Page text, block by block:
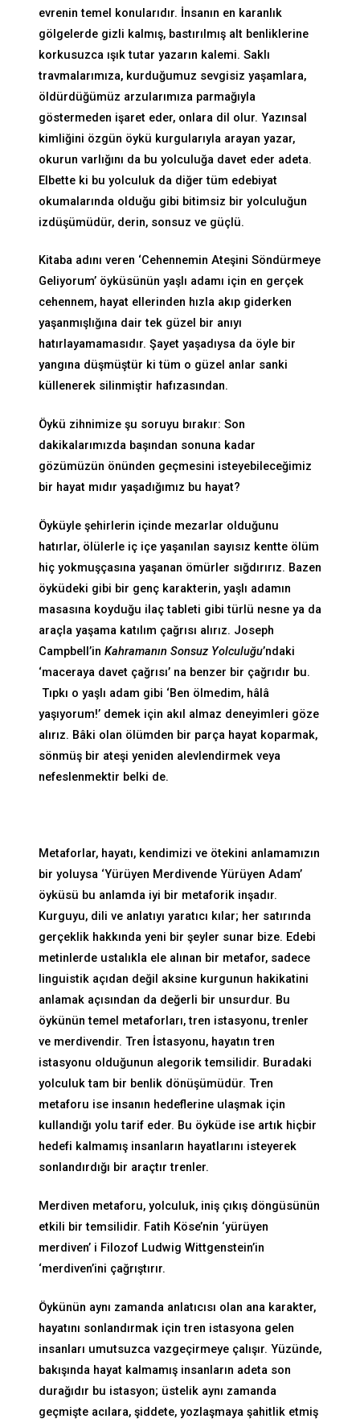
evrenin temel konularıdır. İnsanın en karanlık
gölgelerde gizli kalmış, bastırılmış alt benliklerine
korkusuzca ışık tutar yazarın kalemi. Saklı
travmalarımıza, kurduğumuz sevgisiz yaşamlara,
öldürdüğümüz arzularımıza parmağıyla
göstermeden işaret eder, onlara dil olur. Yazınsal
kimliğini özgün öykü kurgularıyla arayan yazar,
okurun varlığını da bu yolculuğa davet eder adeta.
Elbette ki bu yolculuk da diğer tüm edebiyat
okumalarında olduğu gibi bitimsiz bir yolculuğun
izdüşümüdür, derin, sonsuz ve güçlü.
Kitaba adını veren ‘Cehennemin Ateşini Söndürmeye
Geliyorum’ öyküsünün yaşlı adamı için en gerçek
cehennem, hayat ellerinden hızla akıp giderken
yaşanmışlığına dair tek güzel bir anıyı
hatırlayamamasıdır. Şayet yaşadıysa da öyle bir
yangına düşmüştür ki tüm o güzel anlar sanki
küllenerek silinmiştir hafızasından.
Öykü zihnimize şu soruyu bırakır: Son
dakikalarımızda başından sonuna kadar
gözümüzün önünden geçmesini isteyebileceğimiz
bir hayat mıdır yaşadığımız bu hayat?
Öyküyle şehirlerin içinde mezarlar olduğunu
hatırlar, ölülerle iç içe yaşanılan sayısız kentte ölüm
hiç yokmuşçasına yaşanan ömürler sığdırırız. Bazen
öyküdeki gibi bir genç karakterin, yaşlı adamın
masasına koyduğu ilaç tableti gibi türlü nesne ya da
araçla yaşama katılım çağrısı alırız. Joseph
Campbell’in Kahramanın Sonsuz Yolculuğu’ndaki
‘maceraya davet çağrısı’ na benzer bir çağrıdır bu.
Tıpkı o yaşlı adam gibi ‘Ben ölmedim, hâlâ
yaşıyorum!’ demek için akıl almaz deneyimleri göze
alırız. Bâki olan ölümden bir parça hayat koparmak,
sönmüş bir ateşi yeniden alevlendirmek veya
nefeslenmektir belki de.
Metaforlar, hayatı, kendimizi ve ötekini anlamamızın
bir yoluysa ‘Yürüyen Merdivende Yürüyen Adam’
öyküsü bu anlamda iyi bir metaforik inşadır.
Kurguyu, dili ve anlatıyı yaratıcı kılar; her satırında
gerçeklik hakkında yeni bir şeyler sunar bize. Edebi
metinlerde ustalıkla ele alınan bir metafor, sadece
linguistik açıdan değil aksine kurgunun hakikatini
anlamak açısından da değerli bir unsurdur. Bu
öykünün temel metaforları, tren istasyonu, trenler
ve merdivendir. Tren İstasyonu, hayatın tren
istasyonu olduğunun alegorik temsilidir. Buradaki
yolculuk tam bir benlik dönüşümüdür. Tren
metaforu ise insanın hedeflerine ulaşmak için
kullandığı yolu tarif eder. Bu öyküde ise artık hiçbir
hedefi kalmamış insanların hayatlarını isteyerek
sonlandırdığı bir araçtır trenler.
Merdiven metaforu, yolculuk, iniş çıkış döngüsünün
etkili bir temsilidir. Fatih Köse’nin ‘yürüyen
merdiven’ i Filozof Ludwig Wittgenstein’in
‘merdiven’ini çağrıştırır.
Öykünün aynı zamanda anlatıcısı olan ana karakter,
hayatını sonlandırmak için tren istasyona gelen
insanları umutsuzca vazgeçirmeye çalışır. Yüzünde,
bakışında hayat kalmamış insanların adeta son
durağıdır bu istasyon; üstelik aynı zamanda
geçmişte acılara, şiddete, yozlaşmaya şahitlik etmiş